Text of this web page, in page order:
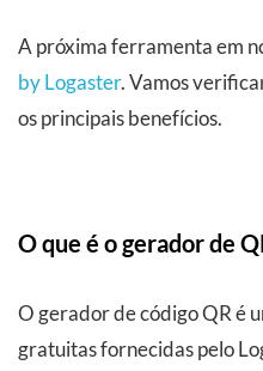
A próxima ferramenta em
by Logaster. Vamos
os principais benefícios.
O que é o gerador de
O gerador de código QR é
gratuitas fornecidas pelo